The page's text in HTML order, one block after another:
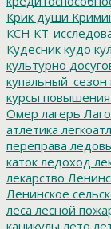
Крик души
КСН КТ-
Кудесник кудо
культурно
купальный_сезон
курсы
Омер лагерь
атлетика
переправа
каток ледоход
лекарство
Ленинское
леса лесной
каникулы лето